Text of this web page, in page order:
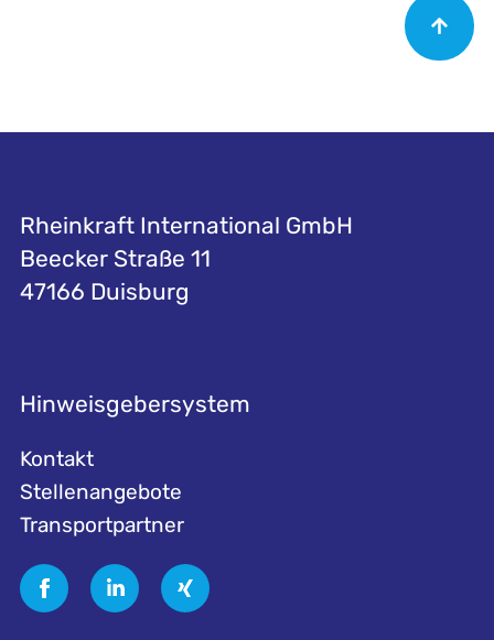
Rheinkraft International GmbH
Beecker Straße 11
47166 Duisburg
Hinweisgebersystem
Kontakt
Stellenangebote
Transportpartner